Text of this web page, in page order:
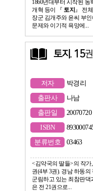
1860년대부터 시작된
개혁 등이 『토지』 전
장군 김개주와 윤씨 부
문제와 이기적 욕망에...
토지 . 15
저자
박경리
출판사
나남
출판일
20070720
ISBN
분류번호
03463
<김약국의 딸들>의 작
권(4부 3권). 경남 하동
군림하고 있는 최참판댁
은 전 21권으로...